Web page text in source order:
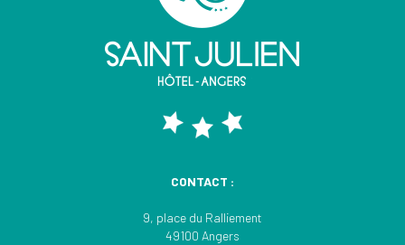
CONTACT :
9, place du Ralliement
49100 Angers